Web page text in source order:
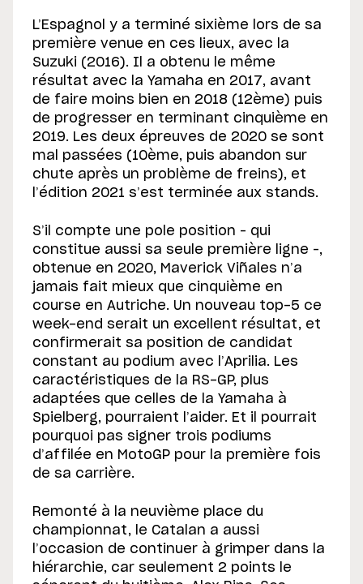
L’Espagnol y a terminé sixième lors de sa
première venue en ces lieux, avec la
Suzuki (2016). Il a obtenu le même
résultat avec la Yamaha en 2017, avant
de faire moins bien en 2018 (12ème) puis
de progresser en terminant cinquième en
2019. Les deux épreuves de 2020 se sont
mal passées (10ème, puis abandon sur
chute après un problème de freins), et
l’édition 2021 s’est terminée aux stands.
S’il compte une pole position – qui
constitue aussi sa seule première ligne –,
obtenue en 2020, Maverick Viñales n’a
jamais fait mieux que cinquième en
course en Autriche. Un nouveau top-5 ce
week-end serait un excellent résultat, et
confirmerait sa position de candidat
constant au podium avec l’Aprilia. Les
caractéristiques de la RS-GP, plus
adaptées que celles de la Yamaha à
Spielberg, pourraient l’aider. Et il pourrait
pourquoi pas signer trois podiums
d’affilée en MotoGP pour la première fois
de sa carrière.
Remonté à la neuvième place du
championnat, le Catalan a aussi
l’occasion de continuer à grimper dans la
hiérarchie, car seulement 2 points le